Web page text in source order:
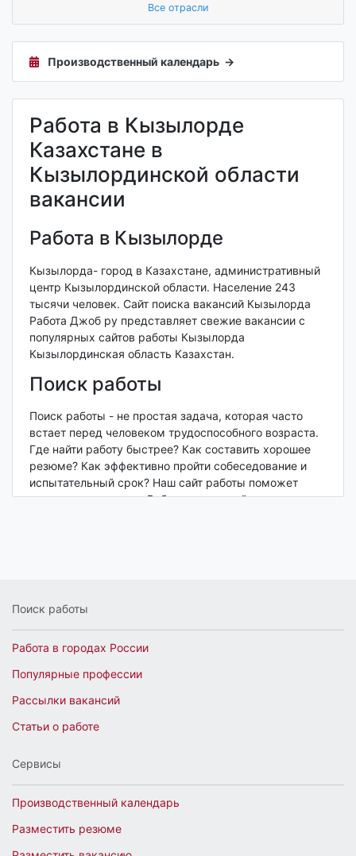
Все отрасли
Производственный календарь →
Работа в Кызылорде
Казахстане в
Кызылординской области
вакансии
Работа в Кызылорде
Кызылорда- город в Казахстане, административный
центр Кызылординской области. Население 243
тысячи человек. Сайт поиска вакансий Кызылорда
Работа Джоб ру представляет свежие вакансии с
популярных сайтов работы Кызылорда
Кызылординская область Казахстан.
Поиск работы
Поиск работы - не простая задача, которая часто
встает перед человеком трудоспособного возраста.
Где найти работу быстрее? Как составить хорошее
резюме? Как эффективно пройти собеседование и
испытательный срок? Наш сайт работы поможет
решить эти вопросы. Работу можно найти через
работы, просмотреть вакансии на всех физически не
возможно. Профессионалами рекрутинга был создан
сайт-агрегатор вакансий. У нас можно искать работу
одновременно.
Работа вакансии
представляет свежие вакансии от лучших сайтов
На сайте вы найдете вакансии от прямых
работодателей в Кызылорде и кадровых агентств в
Кызылорде. Будьте внимательны: тщательно
Поиск работы
Работа в городах России
Популярные профессии
Рассылки вакансий
Статьи о работе
Сервисы
Производственный календарь
Разместить резюме